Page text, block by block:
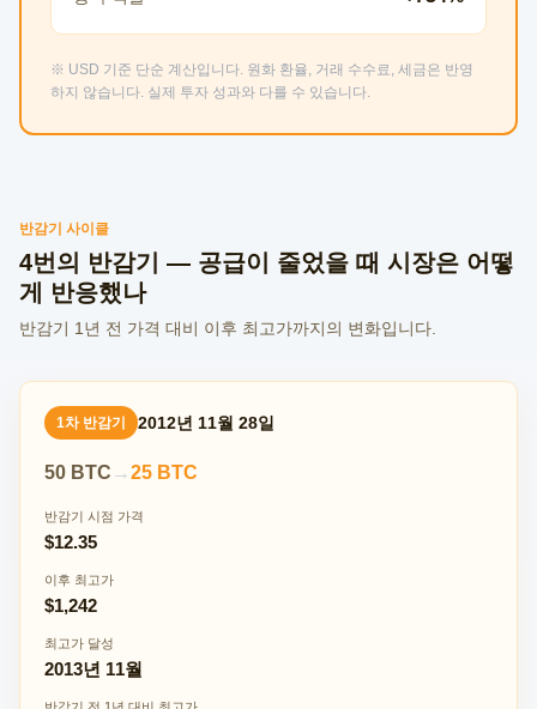
※ USD 기준 단순 계산입니다. 원화 환율, 거래 수수료, 세금은 반영
하지 않습니다. 실제 투자 성과와 다를 수 있습니다.
반감기 사이클
4번의 반감기 — 공급이 줄었을 때 시장은 어떻
게 반응했나
반감기 1년 전 가격 대비 이후 최고가까지의 변화입니다.
1차 반감기 2012년 11월 28일
50 BTC →25 BTC
반감기 시점 가격
$12.35
이후 최고가
$1,242
최고가 달성
2013년 11월